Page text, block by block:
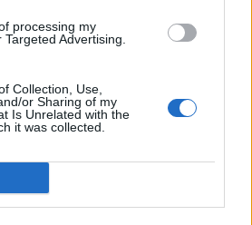
processing my
Advertising.
Collection, Use,
or Sharing of my
Is Unrelated with the
it was collected.
τελευταίες επιχειρηματικές